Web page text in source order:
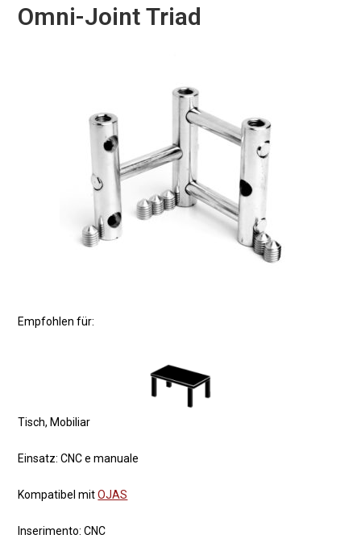
Omni-Joint Triad
Empfohlen für:
Tisch, Mobiliar
Einsatz: CNC e manuale
Kompatibel mitOJAS
Inserimento: CNC